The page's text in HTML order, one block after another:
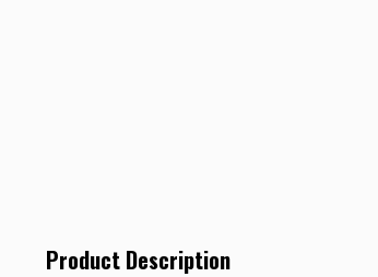
Product Description